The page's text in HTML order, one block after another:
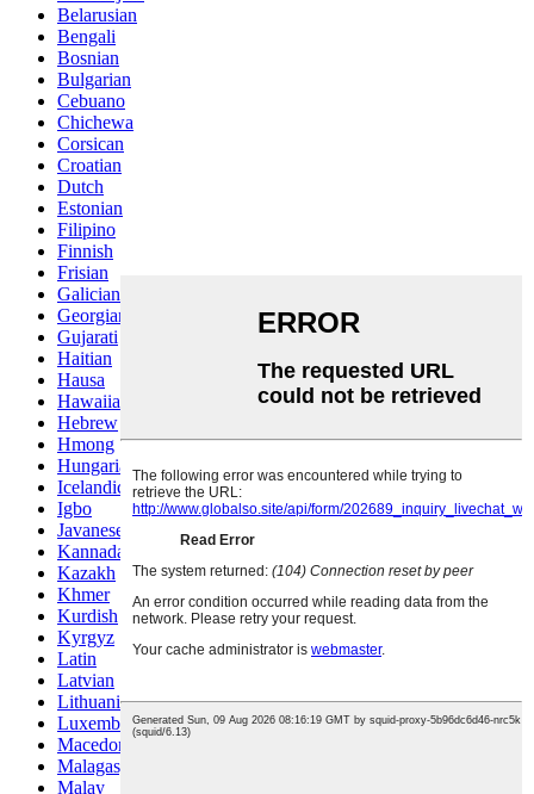
Belarusian
Bengali
Bosnian
Bulgarian
Cebuano
Chichewa
Corsican
Croatian
Dutch
Estonian
Filipino
Finnish
Frisian
Galician
Georgian
Gujarati
Haitian
Hausa
Hawaiian
Hebrew
Hmong
Hungarian
Icelandic
Igbo
Javanese
Kannada
Kazakh
Khmer
Kurdish
Kyrgyz
Latin
Latvian
Lithuanian
Luxembou..
Macedonian
Malagasy
Malay